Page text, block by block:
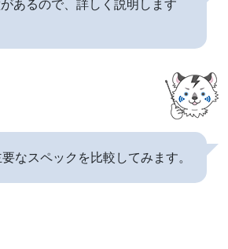
あるので、詳しく説明します
なスペックを比較してみます。